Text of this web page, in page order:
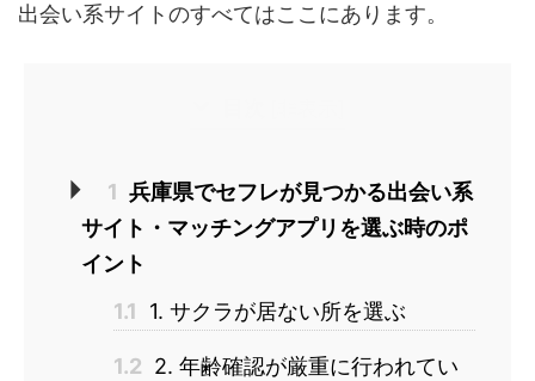
出会い系サイトのすべてはここにあります。
1 兵庫県でセフレが見つかる出会い系
サイト・マッチングアプリを選ぶ時のポ
イント
1.1
1. サクラが居ない所を選ぶ
1.2 2. 年齢確認が厳重に行われてい